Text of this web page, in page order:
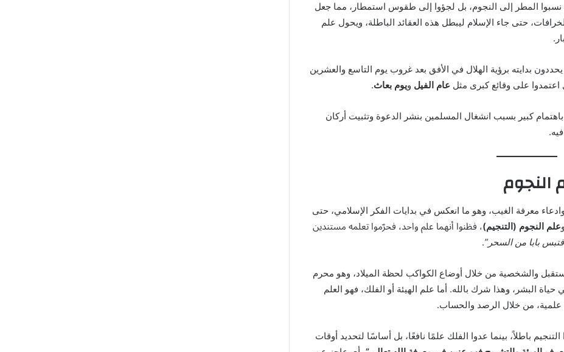
نسبوا المطر إلى النجوم، بل لجؤوا إلى طقوس استمطار، مما جعل
حتى جاء الإسلام ليبطل هذه العقائد الباطلة، ويحول علم
بدايته برؤية الهلال في الأفق بعد غروب يوم التاسع والعشرين
اعتمدوا على وقائع كبرى مثل عام الفيل ويوم بعاث.
كبير بسبب انشغال المسلمين بنشر الدعوة وتثبيت أركان
النجوم
معرفة الغيب، وهو ما انعكس في بدايات الفكر الإسلامي، حتى
وعلم النجوم (التنجيم)، فظنوا أنهما علم واحد، فحرّموا تعلمه مستندين
بابا من السحر”.
والشخصية من خلال أوضاع الكواكب لحظة الميلاد، وهو محرم
البشر، وهذا شرك بالله. أما علم الهيئة أو الفلك، فهو العلم
من خلال الرصد والحساب.
باطلاً، بينما عدوا الفلك علمًا نافعًا، بل أساسًا لتحديد أوقات